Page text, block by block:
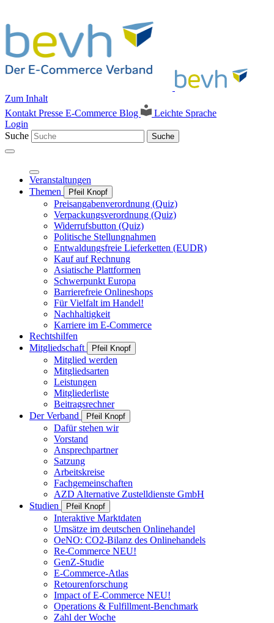
Zum Inhalt
Kontakt Presse E-Commerce Blog
Leichte Sprache
Login
Suche
Suche
Veranstaltungen
Themen
Pfeil Knopf
Preisangabenverordnung (Quiz)
Verpackungsverordnung (Quiz)
Widerrufsbutton (Quiz)
Politische Stellungnahmen
Entwaldungsfreie Lieferketten (EUDR)
Kauf auf Rechnung
Asiatische Plattformen
Schwerpunkt Europa
Barrierefreie Onlineshops
Für Vielfalt im Handel!
Nachhaltigkeit
Karriere im E-Commerce
Rechtshilfen
Mitgliedschaft
Pfeil Knopf
Mitglied werden
Mitgliedsarten
Leistungen
Mitgliederliste
Beitragsrechner
Der Verband
Pfeil Knopf
Dafür stehen wir
Vorstand
Ansprechpartner
Satzung
Arbeitskreise
Fachgemeinschaften
AZD Alternative Zustelldienste GmbH
Studien
Pfeil Knopf
Interaktive Marktdaten
Umsätze im deutschen Onlinehandel
OeNO: CO2-Bilanz des Onlinehandels
Re-Commerce NEU!
GenZ-Studie
E-Commerce-Atlas
Retourenforschung
Impact of E-Commerce NEU!
Operations & Fulfillment-Benchmark
Zahl der Woche